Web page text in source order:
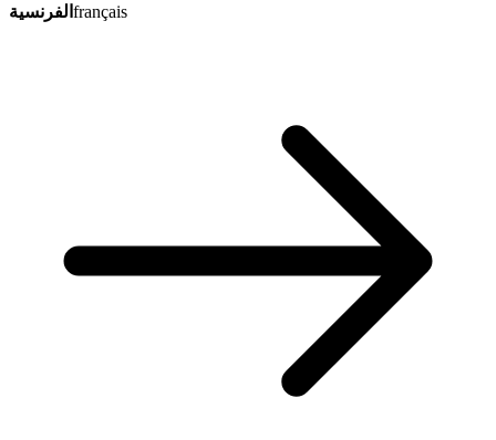
الفرنسية français